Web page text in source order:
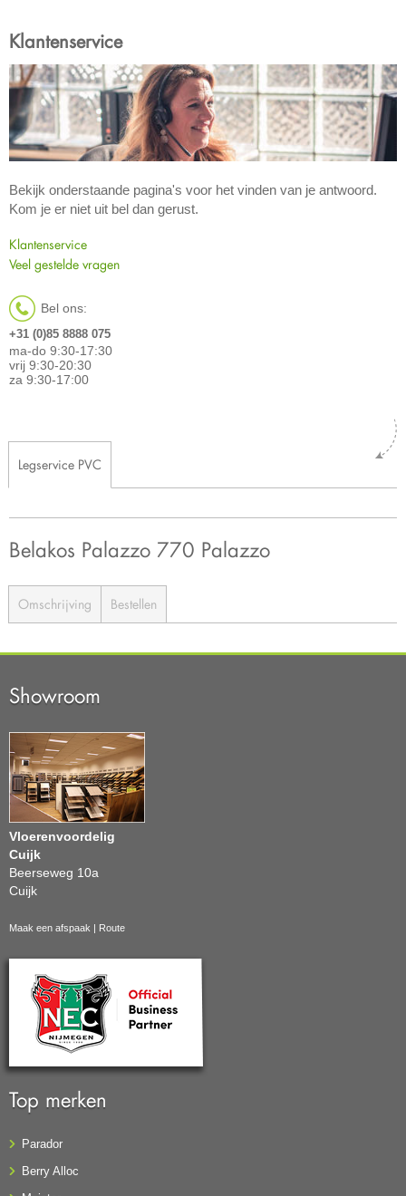
Klantenservice
Bekijk onderstaande pagina's voor het vinden van je antwoord.
Kom je er niet uit bel dan gerust.
Klantenservice
Veel gestelde vragen
Bel ons:
+31 (0)85 8888 075
ma-do 9:30-17:30
vrij 9:30-20:30
za 9:30-17:00
Legservice PVC
Belakos Palazzo 770 Palazzo
Omschrijving Bestellen
Showroom
Vloerenvoordelig
Cuijk
Beerseweg 10a
Cuijk
Maak een afspaak | Route
Top merken
Parador
Berry Alloc